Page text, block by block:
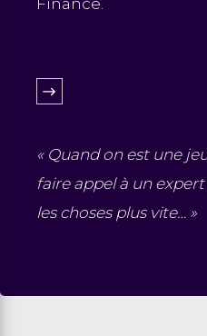
Finance.
« Quand on est une
faire appel à un
les choses plus vite… »